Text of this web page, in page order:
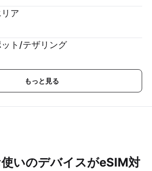
ア
ト/テザリング
もっと見る
いのデバイスがeSIM対